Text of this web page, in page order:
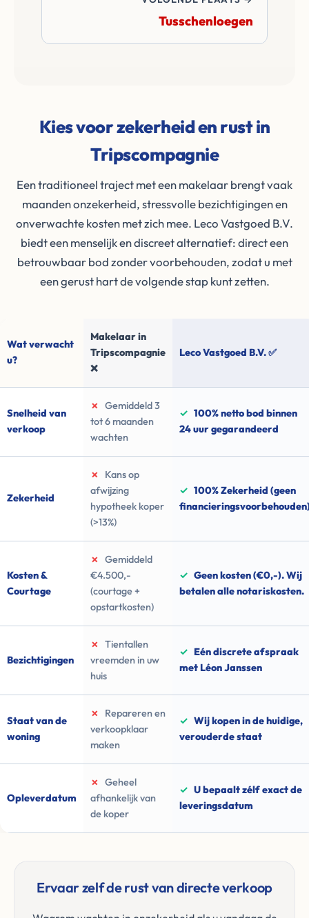
Tusschenloegen
Kies voor zekerheid en rust in
Tripscompagnie
Een traditioneel traject met een makelaar brengt vaak
maanden onzekerheid, stressvolle bezichtigingen en
onverwachte kosten met zich mee. Leco Vastgoed B.V.
biedt een menselijk en discreet alternatief: direct een
betrouwbaar bod zonder voorbehouden, zodat u met
een gerust hart de volgende stap kunt zetten.
Wat verwacht
u?
Makelaar in
Tripscompagnie
❌
Leco Vastgoed B.V. ✅
Snelheid van
verkoop
✗
Gemiddeld 3
tot 6 maanden
wachten
✓ 100% netto bod binnen
24 uur gegarandeerd
Zekerheid
✗
Kans op
afwijzing
hypotheek koper
(>13%)
✓ 100% Zekerheid (geen
Kosten &
Courtage
✗
Gemiddeld
€4.500,-
(courtage +
opstartkosten)
✓ Geen kosten (€0,-). Wij
betalen alle notariskosten.
Bezichtigingen
✗
Tientallen
vreemden in uw
huis
✓ Eén discrete afspraak
met Léon Janssen
Staat van de
woning
✗
Repareren en
verkoopklaar
maken
✓ Wij kopen in de huidige,
verouderde staat
Opleverdatum
✗
Geheel
afhankelijk van
de koper
✓ U bepaalt zélf exact de
leveringsdatum
Ervaar zelf de rust van directe verkoop